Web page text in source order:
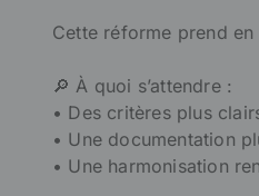
Cette réforme prend
🔎 À quoi s’attendre :
• Des critères plus
• Une documentation
• Une harmonisation